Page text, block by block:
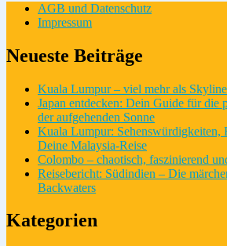
AGB und Datenschutz
Impressum
Neueste Beiträge
Kuala Lumpur – viel mehr als
Japan entdecken: Dein Guide für die
der aufgehenden Sonne
Kuala Lumpur: Sehenswürdigkeiten,
Deine Malaysia-Reise
Colombo – chaotisch, faszinierend
Reisebericht: Südindien – Die
Backwaters
Kategorien